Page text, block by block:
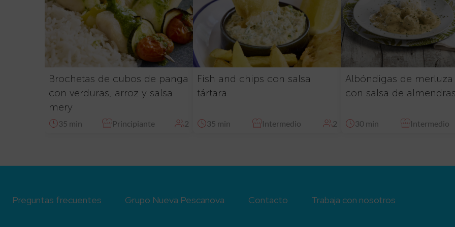
Brochetas de cubos de panga
con verduras, arroz y salsa
mery
35 min Principiante 2
Fish and chips con salsa
tártara
35 min Intermedio 2
Albóndigas de
con salsa de almendras
30 min Intermedio
Preguntas frecuentes Grupo Nueva Pescanova Contacto Trabaja con nosotros